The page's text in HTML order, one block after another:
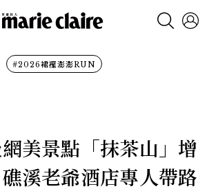
#2026裙襬澎澎RUN
美景點「抹茶山」增
溪老爺酒店專人帶路